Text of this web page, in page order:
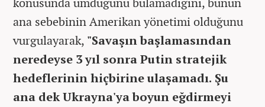
ana sebebinin Amerikan yönetimi olduğunu
vurgulayarak, "Savaşın başlamasından
neredeyse 3 yıl sonra Putin stratejik
hedeflerinin hiçbirine ulaşamadı. Şu
ana dek Ukrayna'ya boyun eğdirmeyi